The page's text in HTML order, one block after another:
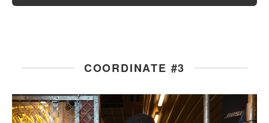
COORDINATE #3